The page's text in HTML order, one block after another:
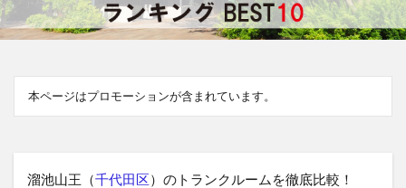
本ページはプロモーションが含まれています。
溜池山王（千代田区）のトランクルームを徹底比較！